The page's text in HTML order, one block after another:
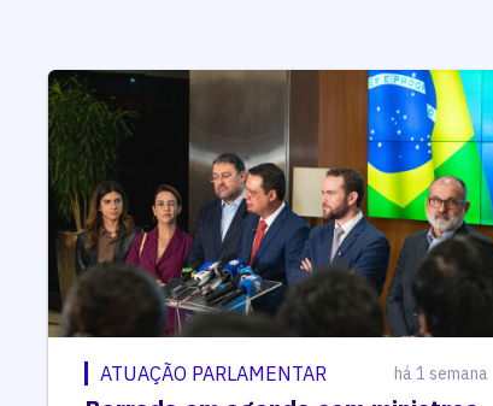
ATUAÇÃO PARLAMENTAR há 1 semana